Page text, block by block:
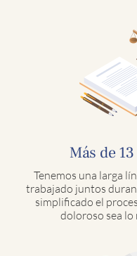
Más de
Tenemos una larga
trabajado juntos
simplificado el
doloroso sea lo